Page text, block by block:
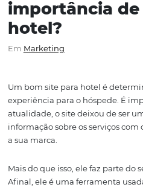
Você
hotel?
Em Marketing
experiência para o
atualidade, o site deixou de